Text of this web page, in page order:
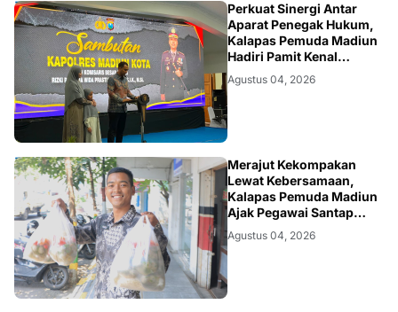
MADIUN
Perkuat Sinergi Antar
Aparat Penegak Hukum,
Kalapas Pemuda Madiun
Hadiri Pamit Kenal
Kapolres Madiun Kota
Agustus 04, 2026
MADIUN
Merajut Kekompakan
Lewat Kebersamaan,
Kalapas Pemuda Madiun
Ajak Pegawai Santap
Bakso Bersama
Agustus 04, 2026